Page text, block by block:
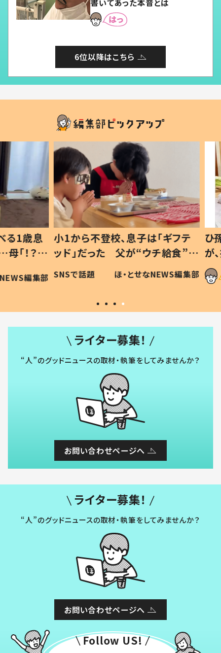
書いてあった本音とは
6位以降はこちら
歳息
？」
編集部
小1から不登校、息子は「ギフテ
ッド」だった 父が“ウチ給食”を
作り続ける理由とは #令和の親
#令和の子
SNSで話題 ほ・とせなNEWS編集部
ひ孫
が、
「涙
い」
ライター募集！
“人”のグッドニュースの取材・執筆をしてみませんか？
お問い合わせページへ
ライター募集！
“人”のグッドニュースの取材・執筆をしてみませんか？
お問い合わせページへ
Follow US!